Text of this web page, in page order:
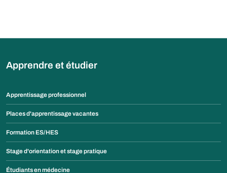
Apprendre et étudier
Apprentissage professionnel
Places d'apprentissage vacantes
Formation ES/HES
Stage d'orientation et stage pratique
Étudiants en médecine